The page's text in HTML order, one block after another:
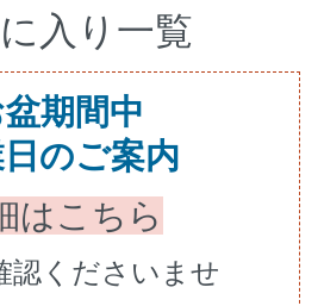
入り一覧
期間中
のご案内
はこちら
認くださいませ